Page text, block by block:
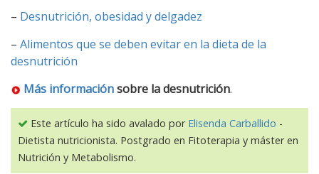
– Desnutrición, obesidad y delgadez
– Alimentos que se deben evitar en la dieta de la
desnutrición
Más informaciónsobre la desnutrición.
Este artículo ha sido avalado por Elisenda Carballido -
Dietista nutricionista. Postgrado en Fitoterapia y máster en
Nutrición y Metabolismo.